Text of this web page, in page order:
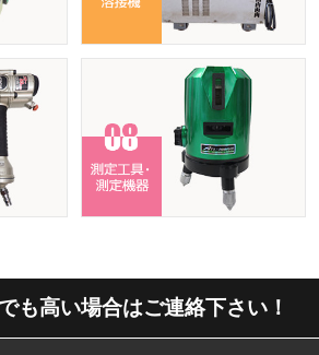
も高い場合はご連絡下さい！